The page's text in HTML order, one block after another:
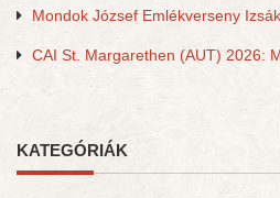
Mondok József Emlékverseny
CAI St. Margarethen (AUT) 2026:
KATEGÓRIÁK